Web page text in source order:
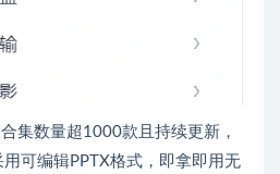
集数量超1000款且持续更新，
可编辑PPTX格式，即拿即用无